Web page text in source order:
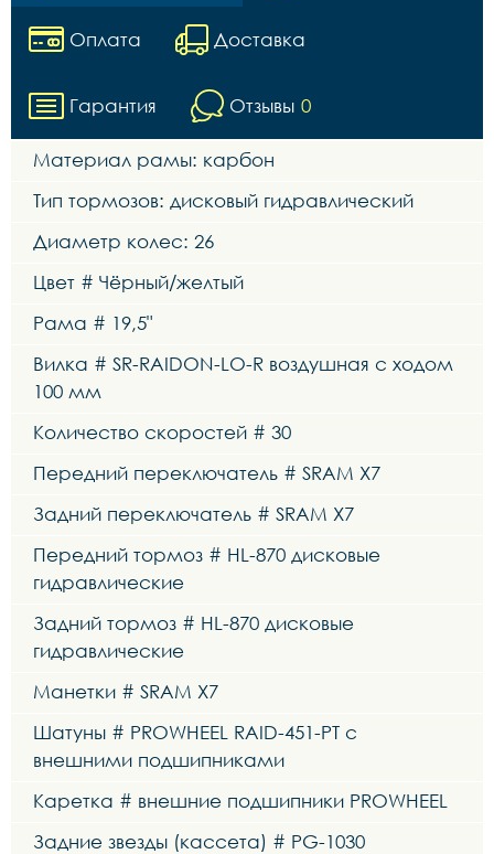
Оплата Доставка
Гарантия Отзывы 0
Материал рамы: карбон
Тип тормозов: дисковый гидравлический
Диаметр колес: 26
Цвет # Чёрный/желтый
Рама # 19,5"
Вилка # SR-RAIDON-LO-R воздушная с ходом
100 мм
Количество скоростей # 30
Передний переключатель # SRAM X7
Задний переключатель # SRAM X7
Передний тормоз # HL-870 дисковые
гидравлические
Задний тормоз # HL-870 дисковые
гидравлические
Манетки # SRAM X7
Шатуны # PROWHEEL RAID-451-PT с
внешними подшипниками
Каретка # внешние подшипники PROWHEEL
Задние звезды (кассета) # PG-1030